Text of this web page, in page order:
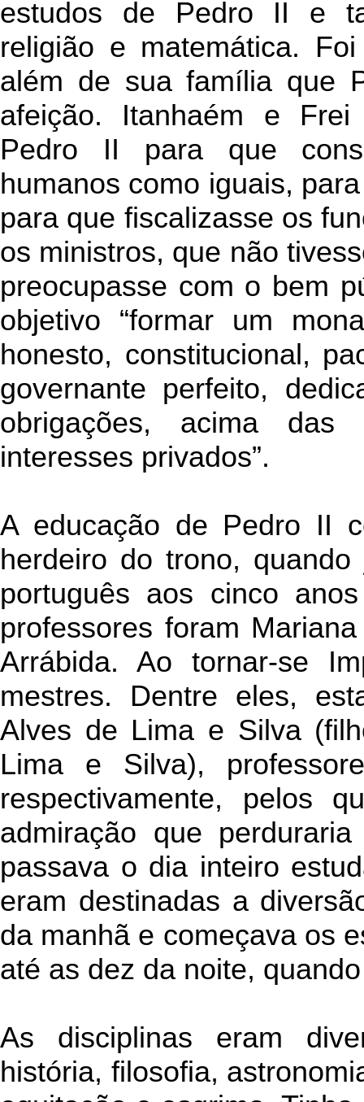
estudos de Pedro II e
religião e matemática.
além de sua família que
afeição. Itanhaém e Frei
Pedro II para que
humanos como iguais,
para que fiscalizasse os
os ministros, que não
preocupasse com o bem
objetivo “formar um
honesto, constitucional,
governante perfeito,
obrigações, acima
interesses privados”.
A educação de Pedro II
herdeiro do trono,
português aos cinco
professores foram
Arrábida. Ao tornar-se
mestres. Dentre eles,
Alves de Lima e Silva
Lima e Silva),
respectivamente, pelos
admiração que
passava o dia inteiro
eram destinadas a
da manhã e começava os
até as dez da noite,
As disciplinas eram
história, filosofia,